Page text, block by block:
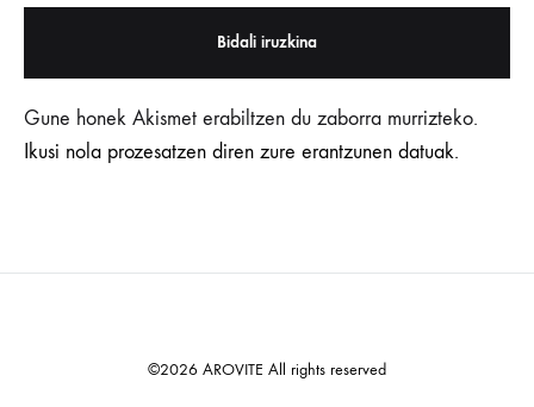
Gune honek Akismet erabiltzen du zaborra murrizteko.
Ikusi nola prozesatzen diren zure erantzunen datuak.
©2026 AROVITE All rights reserved